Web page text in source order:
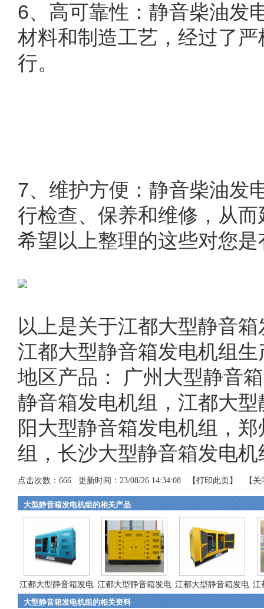
6、高可靠性：静音柴油发
材料和制造工艺，经过了
行。
7、维护方便：静音柴油发
行检查、保养和维修，从
希望 以上整理的这些对您
以上是关于江都大型静音
江都大型静音箱发电机组
地区产品： 广州大型静音
静音箱发电机组 ， 江都大型
阳大型静音箱发电机组 ， 郑
组 ， 长沙大型静音箱发电机
点击次数： 666 更新时间：23/08/26 14:34:08 【打印此页 】 【 关
大型静音箱发电机组的相关产品
江都大型静音箱发电
机...
江都大型静音箱发电
机...
江都大型静音箱发电
机...
江
大型静音箱发电机组的相关资料